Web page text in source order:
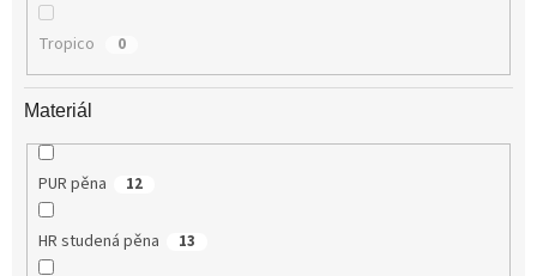
Tropico 0
Materiál
PUR pěna 12
HR studená pěna 13